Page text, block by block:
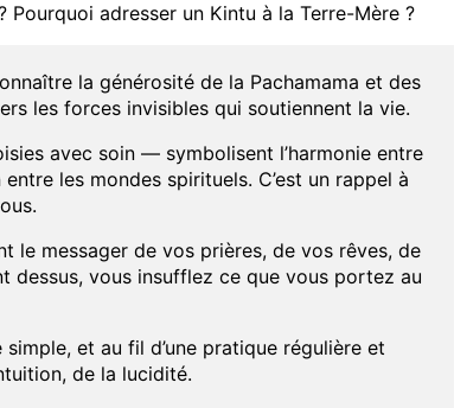
adresser un Kintu à la Terre-Mère ?
la générosité de la Pachamama et des
les forces invisibles qui soutiennent la vie.
avec soin — symbolisent l’harmonie entre
les mondes spirituels. C’est un rappel à
le messager de vos prières, de vos rêves, de
dessus, vous insufflez ce que vous portez au
et au fil d’une pratique régulière et
de la lucidité.